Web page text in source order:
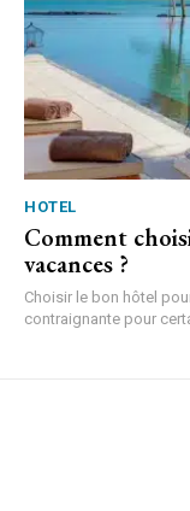
HOTEL
Comment
vacances ?
Choisir le bon hôtel
contraignante pour